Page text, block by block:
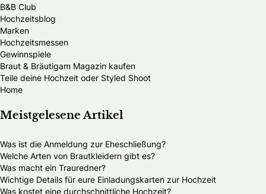
B&B Club
Hochzeitsblog
Marken
Hochzeitsmessen
Gewinnspiele
Braut & Bräutigam Magazin kaufen
Teile deine Hochzeit oder Styled Shoot
Home
Meistgelesene Artikel
Was ist die Anmeldung zur Eheschließung?
Welche Arten von Brautkleidern gibt es?
Was macht ein Trauredner?
Wichtige Details für eure Einladungskarten zur Hochzeit
Was kostet eine durchschnittliche Hochzeit?